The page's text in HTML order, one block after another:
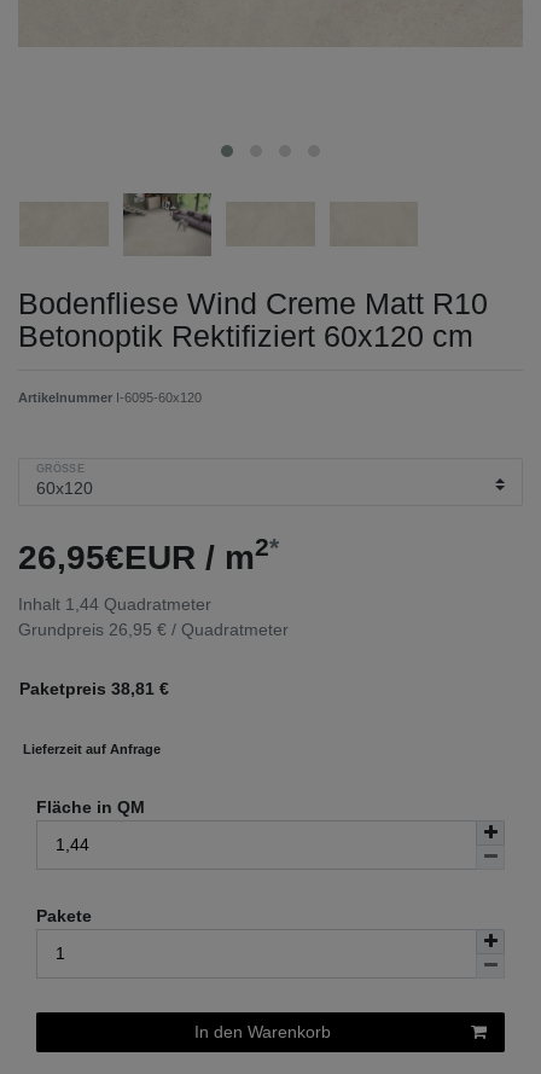
Bodenfliese Wind Creme Matt R10
Betonoptik Rektifiziert 60x120 cm
Artikelnummer I-6095-60x120
GRÖSSE
26,95€EUR / m2*
Inhalt 1,44 Quadratmeter
Grundpreis 26,95 € / Quadratmeter
Paketpreis 38,81 €
Lieferzeit auf Anfrage
Fläche in QM
Pakete
In den Warenkorb